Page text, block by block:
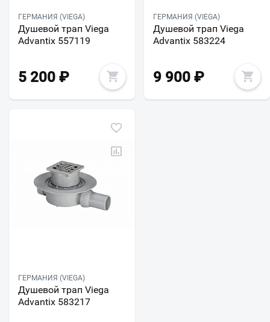
ГЕРМАНИЯ (VIEGA)
Душевой трап Viega
Advantix 557119
5 200 ₽
ГЕРМАНИЯ (VIEGA)
Душевой трап Viega
Advantix 583224
9 900 ₽
ГЕРМАНИЯ (VIEGA)
Душевой трап Viega
Advantix 583217